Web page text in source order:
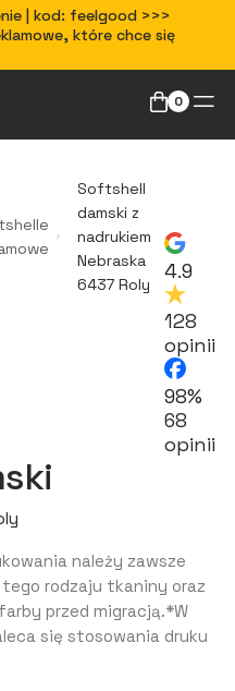
| kod: feelgood >>>
które chce się
0
Softshell
damski z
nadrukiem
Nebraska
6437 Roly
4.9
128
opinii
98%
68
opinii
należy zawsze
rodzaju tkaniny oraz
przed migracją.*W
się stosowania druku